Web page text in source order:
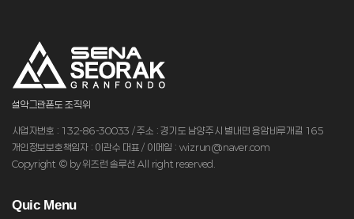
설악그란폰도 조직위
사업자번호 : 132-86-30033 / 주소 : 경기도 남양주시 별내면 용암비루개길 165
개인정보보호책임자 : 이관수 대표 / 이메일 : wizrun@naver.com
Copyright © by 위즈런 솔루션 All right reserved.
Quic Menu